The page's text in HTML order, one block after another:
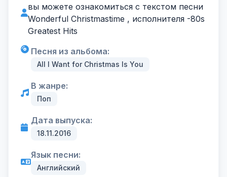
вы можете ознакомиться с текстом песни
Wonderful Christmastime , исполнителя -80s
Greatest Hits
Песня из альбома:
All I Want for Christmas Is You
В жанре:
Поп
Дата выпуска:
18.11.2016
Язык песни:
Английский